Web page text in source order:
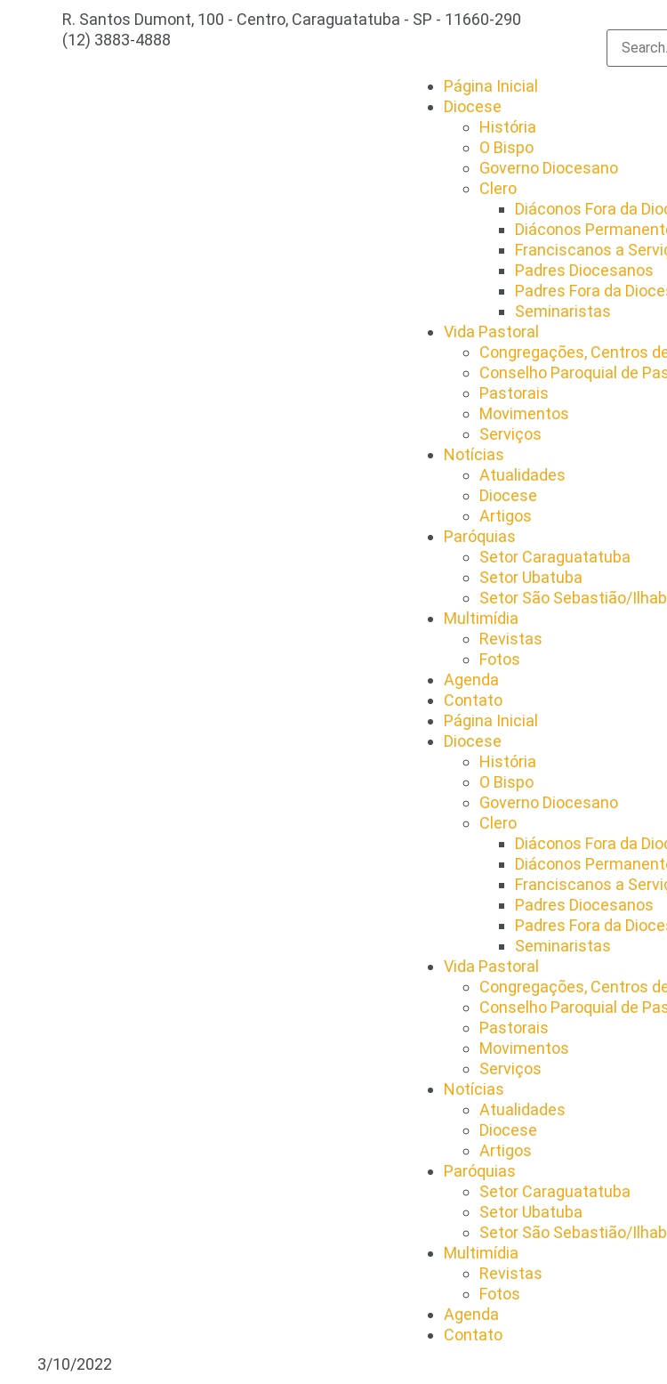
R. Santos Dumont, 100 - Centro, Caraguatatuba - SP - 11660-290
(12) 3883-4888
Página Inicial
Diocese
História
O Bispo
Governo Diocesano
Clero
Diáconos Fora da
Diáconos
Franciscanos a
Padres Diocesanos
Padres Fora da
Seminaristas
Vida Pastoral
Congregações, Centros
Conselho Paroquial de
Pastorais
Movimentos
Serviços
Notícias
Atualidades
Diocese
Artigos
Paróquias
Setor Caraguatatuba
Setor Ubatuba
Setor São Sebastião/
Multimídia
Revistas
Fotos
Agenda
Contato
Página Inicial
Diocese
História
O Bispo
Governo Diocesano
Clero
Diáconos Fora da
Diáconos
Franciscanos a
Padres Diocesanos
Padres Fora da
Seminaristas
Vida Pastoral
Congregações, Centros
Conselho Paroquial de
Pastorais
Movimentos
Serviços
Notícias
Atualidades
Diocese
Artigos
Paróquias
Setor Caraguatatuba
Setor Ubatuba
Setor São Sebastião/
Multimídia
Revistas
Fotos
Agenda
Contato
3/10/2022